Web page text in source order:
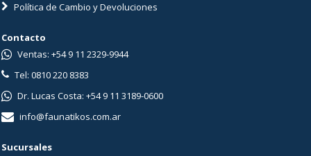
Política de Cambio y Devoluciones
Contacto
Ventas: +54 9 11 2329-9944
Tel: 0810 220 8383
Dr. Lucas Costa: +54 9 11 3189-0600
info@faunatikos.com.ar
Sucursales